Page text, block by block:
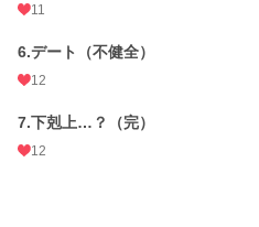
更新日時
初回公開日時 2024.01.09 11:20
初回完結日時
週間ポイント 394 pt (16,999 位)
11
6.デート（不健全）
12
7.下剋上…？（完）
12